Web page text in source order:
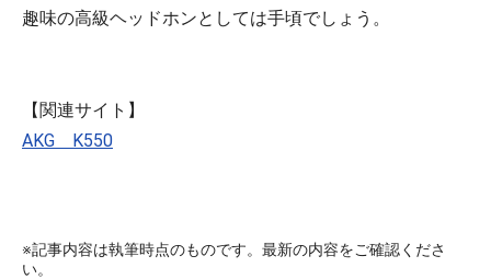
趣味の高級ヘッドホンとしては手頃でしょう。
【関連サイト】
AKG K550
※記事内容は執筆時点のものです。最新の内容をご確認くださ
い。